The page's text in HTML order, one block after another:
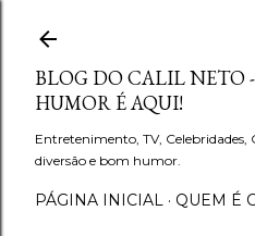
Pular para o
BLOG DO CALIL NETO
HUMOR É AQUI!
Entretenimento, TV, Celebridades,
diversão e bom humor.
PÁGINA INICIAL QUEM É